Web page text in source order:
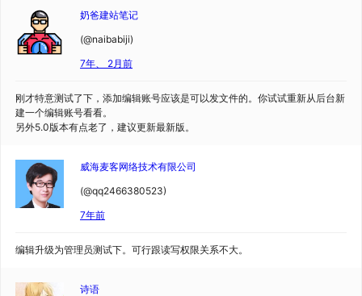
奶爸建站笔记
(@naibabiji)
7年、 2月前
刚才特意测试了下，添加编辑账号应该是可以发文件的。你试试重新从后台新
建一个编辑账号看看。
另外5.0版本有点老了，建议更新最新版。
威海麦客网络技术有限公司
(@qq2466380523)
7年前
编辑升级为管理员测试下。可行跟读写权限关系不大。
诗语